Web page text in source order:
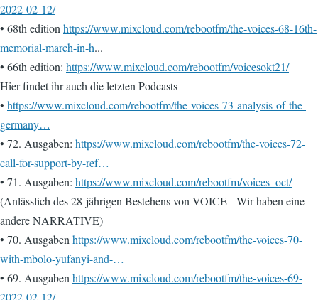
2022-02-12/
• 68th edition https://www.mixcloud.com/rebootfm/the-voices-68-16th-
memorial-march-in-h...
• 66th edition: https://www.mixcloud.com/rebootfm/voicesokt21/
Hier findet ihr auch die letzten Podcasts
• https://www.mixcloud.com/rebootfm/the-voices-73-analysis-of-the-
germany…
• 72. Ausgaben: https://www.mixcloud.com/rebootfm/the-voices-72-
call-for-support-by-ref…
• 71. Ausgaben: https://www.mixcloud.com/rebootfm/voices_oct/
(Anlässlich des 28-jährigen Bestehens von VOICE - Wir haben eine
andere NARRATIVE)
• 70. Ausgaben https://www.mixcloud.com/rebootfm/the-voices-70-
with-mbolo-yufanyi-and-…
• 69. Ausgaben https://www.mixcloud.com/rebootfm/the-voices-69-
2022-02-12/